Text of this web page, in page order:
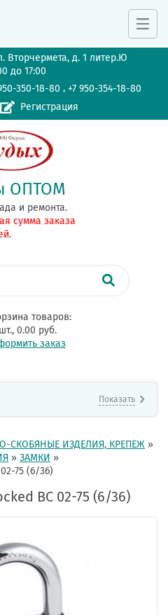
Вторчермета, д. 1 литер.Ю
до 17:00
350-18-80 ,+7 950-354-18-80
Регистрация
ОПТОМ
и ремонта.
сумма заказа
товаров:
шт., 0.00 руб.
заказ
Показать
СКОБЯНЫЕ ИЗДЕЛИЯ, КРЕПЕЖ »
» ЗАМКИ »
75 (6/36)
ВС 02-75 (6/36)